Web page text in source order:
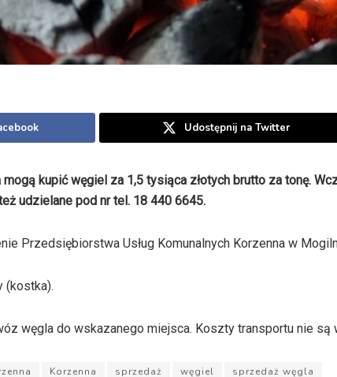
Udostępnij na Twitter
kupić węgiel za 1,5 tysiąca złotych brutto za tonę.
udzielane pod nr tel. 18 440 6645.
Przedsiębiorstwa Usług Komunalnych Korzenna w
(kostka).
węgla do wskazanego miejsca. Koszty transportu nie są
Korzenna sprzedaż węgiel sprzedaż węgla